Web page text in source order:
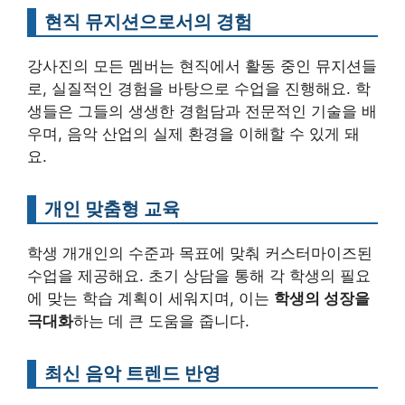
현직 뮤지션으로서의 경험
강사진의 모든 멤버는 현직에서 활동 중인 뮤지션들
로, 실질적인 경험을 바탕으로 수업을 진행해요. 학
생들은 그들의 생생한 경험담과 전문적인 기술을 배
우며, 음악 산업의 실제 환경을 이해할 수 있게 돼
요.
개인 맞춤형 교육
학생 개개인의 수준과 목표에 맞춰 커스터마이즈된
수업을 제공해요. 초기 상담을 통해 각 학생의 필요
에 맞는 학습 계획이 세워지며, 이는 학생의 성장을
극대화하는 데 큰 도움을 줍니다.
최신 음악 트렌드 반영